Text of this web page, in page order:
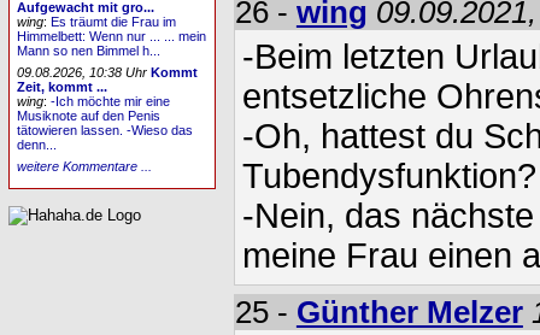
26 - wing
-Beim letzten
entsetzliche
-Oh, hattest du
Tubendysfunktion?
-Nein, das
meine Frau einen
25 - Günther Melzer
Aufgewacht mit gro...
wing:Es träumt die Frau im
Himmelbett: Wenn nur ... ... mein
Mann so nen Bimmel h...
09.08.2026, 10:38 Uhr Kommt
Zeit, kommt ...
wing:-Ich möchte mir eine
Musiknote auf den Penis
tätowieren lassen. -Wieso das
denn...
weitere Kommentare ...